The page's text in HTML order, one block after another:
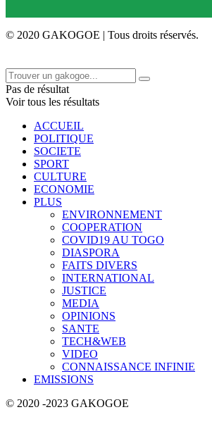
© 2020 GAKOGOE | Tous droits réservés.
Pas de résultat
Voir tous les résultats
ACCUEIL
POLITIQUE
SOCIETE
SPORT
CULTURE
ECONOMIE
PLUS
ENVIRONNEMENT
COOPERATION
COVID19 AU TOGO
DIASPORA
FAITS DIVERS
INTERNATIONAL
JUSTICE
MEDIA
OPINIONS
SANTE
TECH&WEB
VIDEO
CONNAISSANCE INFINIE
EMISSIONS
© 2020 -2023 GAKOGOE